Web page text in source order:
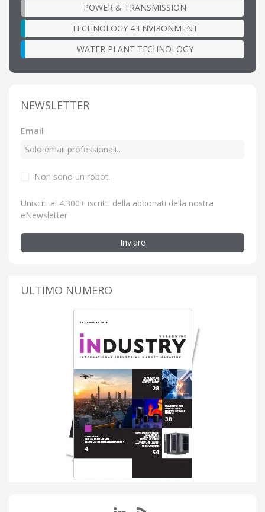
POWER & TRANSMISSION
TECHNOLOGY 4 ENVIRONMENT
WATER PLANT TECHNOLOGY
NEWSLETTER
Email
Non sono un robot.
Unisciti ai 4.300+ iscritti della abbonati della nostra
eNewsletter
Inviare
ULTIMO NUMERO